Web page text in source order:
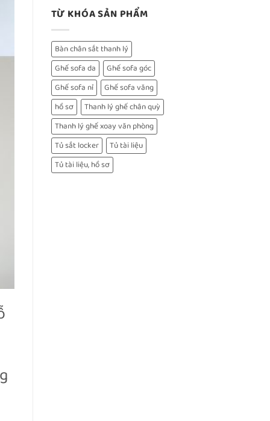
TỪ KHÓA SẢN PHẨM
Bàn chân sắt thanh lý
Ghế sofa da
Ghế sofa góc
Ghế sofa nỉ
Ghế sofa văng
hồ sơ
Thanh lý ghế chân quỳ
Thanh lý ghế xoay văn phòng
Tủ sắt locker
Tủ tài liệu
Tủ tài liệu, hồ sơ